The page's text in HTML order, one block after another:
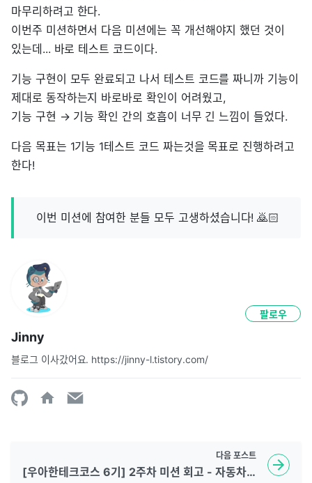
마무리하려고 한다.
이번주 미션하면서 다음 미션에는 꼭 개선해야지 했던 것이
있는데... 바로 테스트 코드이다.
기능 구현이 모두 완료되고 나서 테스트 코드를 짜니까 기능이
제대로 동작하는지 바로바로 확인이 어려웠고,
기능 구현 → 기능 확인 간의 호흡이 너무 긴 느낌이 들었다.
다음 목표는 1기능 1테스트 코드 짜는것을 목표로 진행하려고
한다!
이번 미션에 참여한 분들 모두 고생하셨습니다! 🙇🏻
Jinny
블로그 이사갔어요. https://jinny-l.tistory.com/
팔로우
다음 포스트
[우아한테크코스 6기] 2주차 미션 회고 - 자동차 경주(feat.DTO)